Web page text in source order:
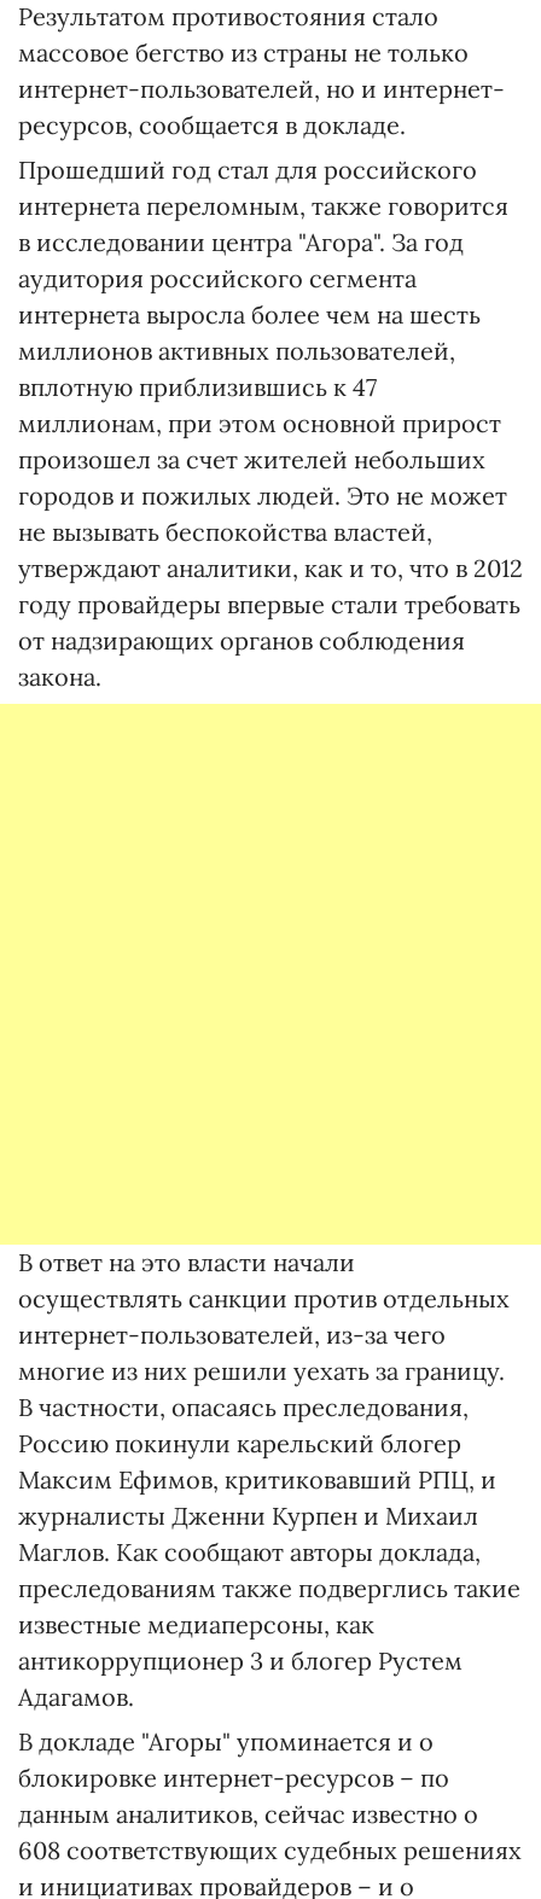
Результатом противостояния стало
массовое бегство из страны не только
интернет-пользователей, но и интернет-
ресурсов, сообщается в докладе.
Прошедший год стал для российского
интернета переломным, также говорится
в исследовании центра "Агора". За год
аудитория российского сегмента
интернета выросла более чем на шесть
миллионов активных пользователей,
вплотную приблизившись к 47
миллионам, при этом основной прирост
произошел за счет жителей небольших
городов и пожилых людей. Это не может
не вызывать беспокойства властей,
утверждают аналитики, как и то, что в 2012
году провайдеры впервые стали требовать
от надзирающих органов соблюдения
закона.
В ответ на это власти начали
осуществлять санкции против отдельных
интернет-пользователей, из-за чего
многие из них решили уехать за границу.
В частности, опасаясь преследования,
Россию покинули карельский блогер
Максим Ефимов, критиковавший РПЦ, и
журналисты Дженни Курпен и Михаил
Маглов. Как сообщают авторы доклада,
преследованиям также подверглись такие
известные медиаперсоны, как
антикоррупционер 3 и блогер Рустем
Адагамов.
В докладе "Агоры" упоминается и о
блокировке интернет-ресурсов – по
данным аналитиков, сейчас известно о
608 соответствующих судебных решениях
и инициативах провайдеров – и о